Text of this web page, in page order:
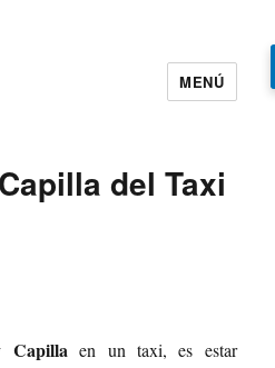
MENÚ
del Taxi
Capilla en un taxi, es estar